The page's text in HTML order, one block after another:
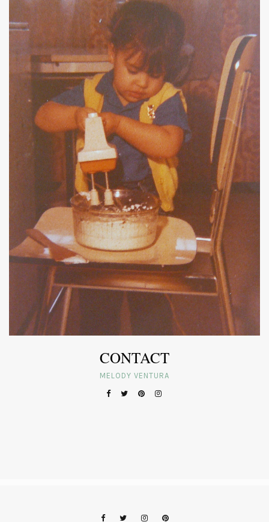
CONTACT
MELODY VENTURA